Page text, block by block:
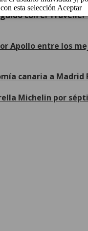
con el Traveller
Apollo entre los
canaria a Madrid
Michelin por